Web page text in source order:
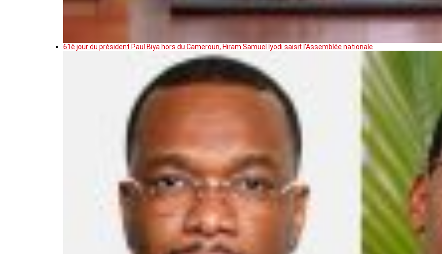
61è jour du président Paul Biya hors du Cameroun, Hiram Samuel Iyodi saisit l’Assemblée nationale